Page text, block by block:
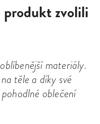
zvolili
materiály.
těle a díky své
oblečení